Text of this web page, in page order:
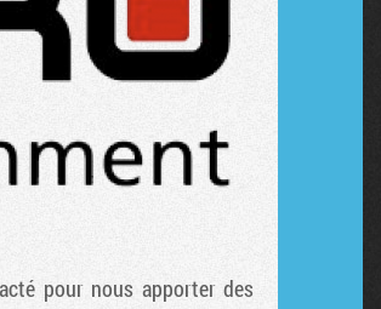
pour nous apporter des